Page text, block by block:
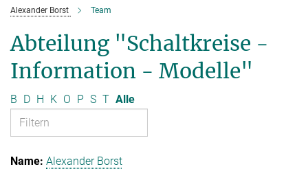
Alexander Borst Team
Abteilung "Schaltkreise -
Information - Modelle"
B D H K O P S T Alle
Alexander Borst